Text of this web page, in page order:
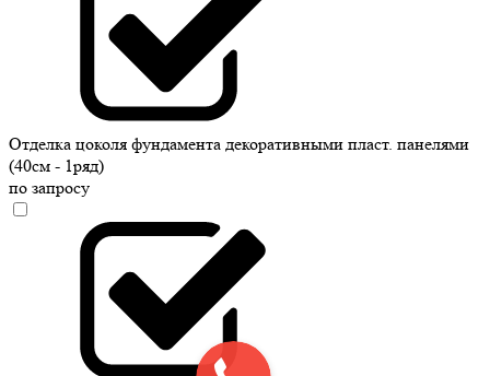
Отделка цоколя фундамента декоративными пласт. панелями
(40см - 1ряд)
по запросу